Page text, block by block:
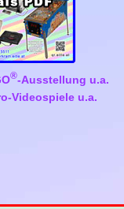
®-Ausstellung u.a.
Videospiele u.a.